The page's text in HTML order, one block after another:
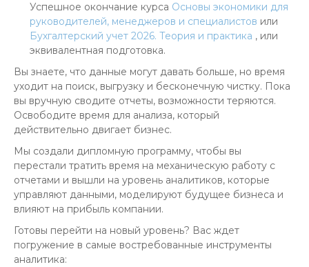
Успешное окончание курса Основы экономики для
руководителей, менеджеров и специалистов или
Бухгалтерский учет 2026. Теория и практика , или
эквивалентная подготовка.
Вы знаете, что данные могут давать больше, но время
уходит на поиск, выгрузку и бесконечную чистку. Пока
вы вручную сводите отчеты, возможности теряются.
Освободите время для анализа, который
действительно двигает бизнес.
Мы создали дипломную программу, чтобы вы
перестали тратить время на механическую работу с
отчетами и вышли на уровень аналитиков, которые
управляют данными, моделируют будущее бизнеса и
влияют на прибыль компании.
Готовы перейти на новый уровень? Вас ждет
погружение в самые востребованные инструменты
аналитика: